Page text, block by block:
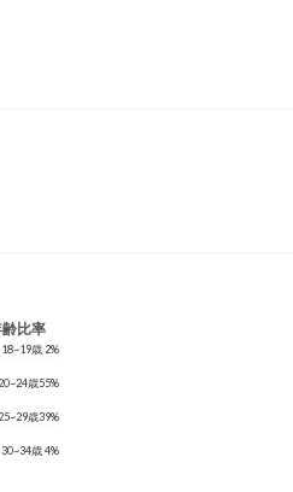
比率
18~19歳 2%
20~24歳55%
25~29歳39%
30~34歳 4%